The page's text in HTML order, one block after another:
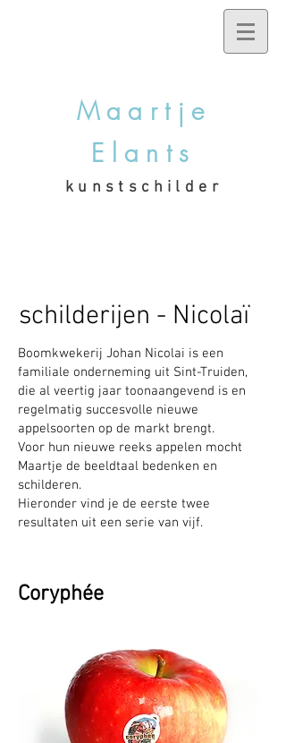
Maartje
Elants
kunstschilder
schilderijen - Nicolaï
Boomkwekerij Johan Nicolai is een
familiale onderneming uit Sint-Truiden,
die al veertig jaar toonaangevend is en
regelmatig succesvolle nieuwe
appelsoorten op de markt brengt.
Voor hun nieuwe reeks appelen mocht
Maartje de beeldtaal bedenken en
schilderen.
Hieronder vind je de eerste twee
resultaten uit een serie van vijf.
Coryphée